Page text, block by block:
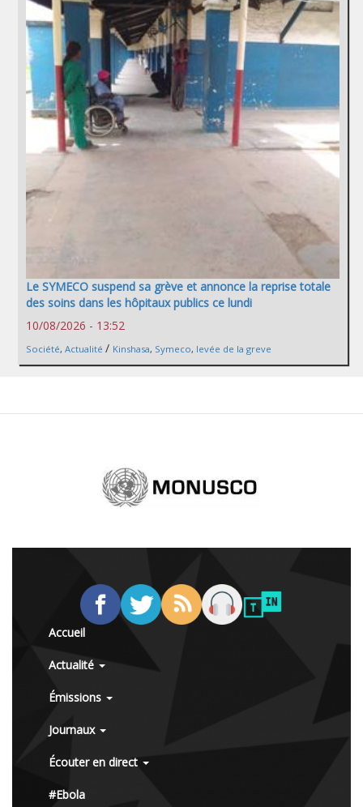
Le SYMECO suspend sa grève et annonce la reprise totale
des soins dans les hôpitaux publics ce lundi
10/08/2026 - 13:52
Société, Actualité / Kinshasa, Symeco, levée de la greve
Accueil
Actualité
Émissions
Journaux
Écouter en direct
#Ebola